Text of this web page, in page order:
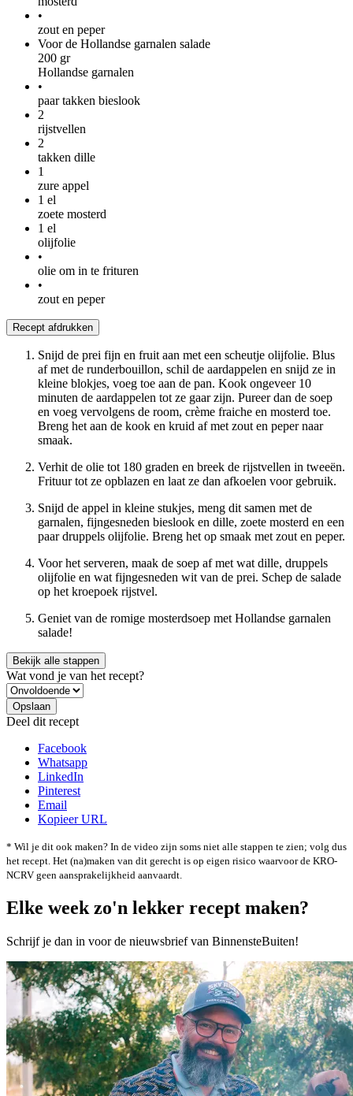
•
zout en peper
Voor de Hollandse garnalen salade
200 gr
Hollandse garnalen
•
paar takken bieslook
2
rijstvellen
2
takken dille
1
zure appel
1 el
zoete mosterd
1 el
olijfolie
•
olie om in te frituren
•
zout en peper
Recept afdrukken
Snijd de prei fijn en fruit aan met een scheutje olijfolie. Blus
af met de runderbouillon, schil de aardappelen en snijd ze in
kleine blokjes, voeg toe aan de pan. Kook ongeveer 10
minuten de aardappelen tot ze gaar zijn. Pureer dan de soep
en voeg vervolgens de room, crème fraiche en mosterd toe.
Breng het aan de kook en kruid af met zout en peper naar
smaak.
Verhit de olie tot 180 graden en breek de rijstvellen in tweeën.
Frituur tot ze opblazen en laat ze dan afkoelen voor gebruik.
Snijd de appel in kleine stukjes, meng dit samen met de
garnalen, fijngesneden bieslook en dille, zoete mosterd en een
paar druppels olijfolie. Breng het op smaak met zout en peper.
Voor het serveren, maak de soep af met wat dille, druppels
olijfolie en wat fijngesneden wit van de prei. Schep de salade
op het kroepoek rijstvel.
Geniet van de romige mosterdsoep met Hollandse garnalen
salade!
Bekijk alle stappen
Wat vond je van het recept?
Deel dit recept
Facebook
Whatsapp
LinkedIn
Pinterest
Email
Kopieer URL
* Wil je dit ook maken? In de video zijn soms niet alle stappen te zien; volg dus
het recept. Het (na)maken van dit gerecht is op eigen risico waarvoor de KRO-
NCRV geen aansprakelijkheid aanvaardt.
Elke week zo'n lekker recept maken?
Schrijf je dan in voor de nieuwsbrief van BinnensteBuiten!